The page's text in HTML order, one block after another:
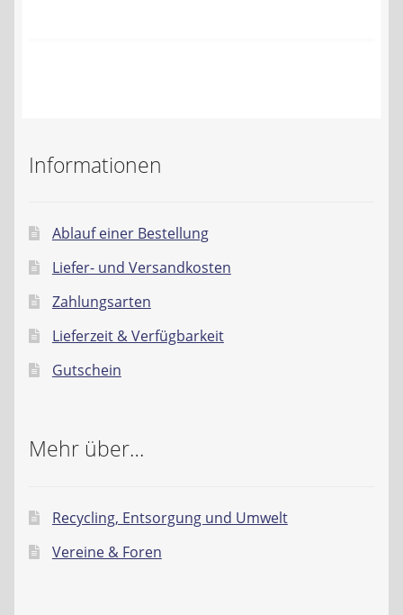
Datenschutzerklärung
Informationen
Ablauf einer Bestellung
Liefer- und Versandkosten
Zahlungsarten
Lieferzeit & Verfügbarkeit
Gutschein
Mehr über…
Recycling, Entsorgung und Umwelt
Vereine & Foren